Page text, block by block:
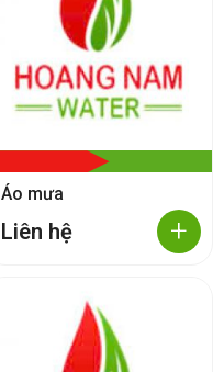
Áo mưa
Liên hệ +